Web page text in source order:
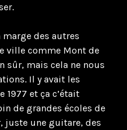
des autres
ville comme Mont de
sûr, mais cela ne nous
Il y avait les
et ça c’était
de grandes écoles de
juste une guitare, des